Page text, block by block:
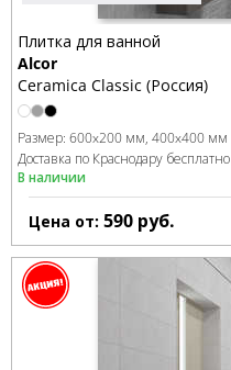
Плитка для ванной
Alcor
Ceramica Classic (Россия)
Размер: 600x200 мм 400x400 мм
Доставка по Краснодару бесплатно
В наличии
Цена от: 590 руб.